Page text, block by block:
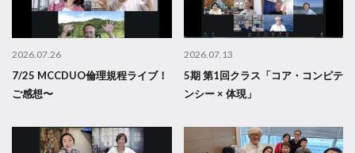
2026.07.26
7/25 MCCDUO倫理規程ライブ！
ご感想〜
2026.07.13
5期 第1回クラス「コア・コンピテ
ンシー × 体現」